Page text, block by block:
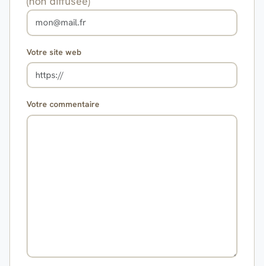
Votre site web
Votre commentaire